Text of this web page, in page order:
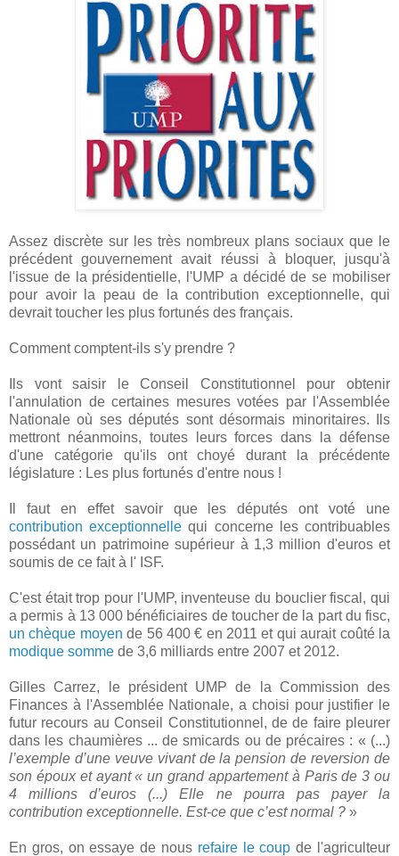
Assez discrète sur les très nombreux plans sociaux que le
précédent gouvernement avait réussi à bloquer, jusqu'à
l'issue de la présidentielle, l'UMP a décidé de se mobiliser
pour avoir la peau de la contribution exceptionnelle, qui
devrait toucher les plus fortunés des français.
Comment comptent-ils s'y prendre ?
Ils vont saisir le Conseil Constitutionnel pour obtenir
l'annulation de certaines mesures votées par l'Assemblée
Nationale où ses députés sont désormais minoritaires. Ils
mettront néanmoins, toutes leurs forces dans la défense
d'une catégorie qu'ils ont choyé durant la précédente
législature : Les plus fortunés d'entre nous !
Il faut en effet savoir que les députés ont voté une
contribution exceptionnelle qui concerne les contribuables
possédant un patrimoine supérieur à 1,3 million d'euros et
soumis de ce fait à l' ISF.
C'est était trop pour l'UMP, inventeuse du bouclier fiscal, qui
a permis à 13 000 bénéficiaires de toucher de la part du fisc,
un chèque moyen de 56 400 € en 2011 et qui aurait coûté la
modique somme de 3,6 milliards entre 2007 et 2012.
Gilles Carrez, le président UMP de la Commission des
Finances à l'Assemblée Nationale, a choisi pour justifier le
futur recours au Conseil Constitutionnel, de de faire pleurer
dans les chaumières ... de smicards ou de précaires : « (...)
l’exemple d’une veuve vivant de la pension de reversion de
son époux et ayant « un grand appartement à Paris de 3 ou
4 millions d’euros (...) Elle ne pourra pas payer la
contribution exceptionnelle. Est-ce que c’est normal ? »
En gros, on essaye de nous refaire le coup de l'agriculteur